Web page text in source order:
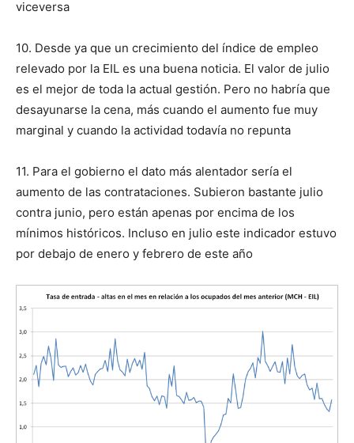
viceversa
10. Desde ya que un crecimiento del índice de empleo
relevado por la EIL es una buena noticia. El valor de julio
es el mejor de toda la actual gestión. Pero no habría que
desayunarse la cena, más cuando el aumento fue muy
marginal y cuando la actividad todavía no repunta
11. Para el gobierno el dato más alentador sería el
aumento de las contrataciones. Subieron bastante julio
contra junio, pero están apenas por encima de los
mínimos históricos. Incluso en julio este indicador estuvo
por debajo de enero y febrero de este año